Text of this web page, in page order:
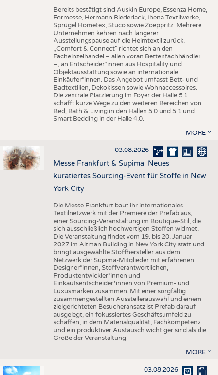
Bereits bestätigt sind Auskin Europe, Essenza Home,
Formesse, Hermann Biederlack, Ibena Textilwerke,
Sprügel Hometex, Stuco sowie Zoeppritz. Mehrere
Unternehmen kehren nach längerer
Ausstellungspause auf die Heimtextil zurück.
„Comfort & Connect" richtet sich an den
Facheinzelhandel – allen voran Bettenfachhändler
–, an Entscheider*innen aus Hospitality und
Objektausstattung sowie an internationale
Einkäufer*innen. Das Angebot umfasst Bett- und
Badtextilien, Dekokissen sowie Wohnaccessoires.
Die zentrale Platzierung im Foyer der Halle 5.1
schafft kurze Wege zu den weiteren Bereichen von
Bed, Bath & Living in den Hallen 5.0 und 5.1 und
Smart Bedding in der Halle 4.0.
MORE
03.08.2026
Messe Frankfurt & Supima: Neues
kuratiertes Sourcing-Event für Stoffe in New
York City
Die Messe Frankfurt baut ihr internationales
Textilnetzwerk mit der Premiere der Prefab aus,
einer Sourcing-Veranstaltung im Boutique-Stil, die
sich ausschließlich hochwertigen Stoffen widmet.
Die Veranstaltung findet vom 19. bis 20. Januar
2027 im Altman Building in New York City statt und
bringt ausgewählte Stoffhersteller aus dem
Netzwerk der Supima-Mitglieder mit erfahrenen
Designer*innen, Stoffverantwortlichen,
Produktentwickler*innen und
Einkaufsentscheider*innen von Premium- und
Luxusmarken zusammen. Mit einer sorgfältig
zusammengestellten Ausstellerauswahl und einem
zielgerichteten Besucheransatz ist Prefab darauf
ausgelegt, ein fokussiertes Geschäftsumfeld zu
schaffen, in dem Materialqualität, Fachkompetenz
und ein produktiver Austausch wichtiger sind als die
Größe der Veranstaltung.
MORE
03.08.2026